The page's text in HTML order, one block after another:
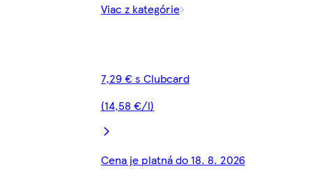
Viac z kategórie
7,29 € s Clubcard
(14,58 €/l)
Cena je platná do 18. 8. 2026